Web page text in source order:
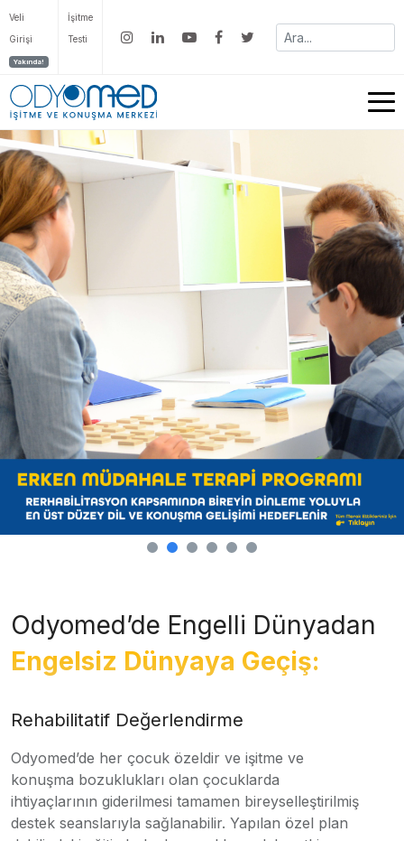
Veli
Girişi
Yakında!
İşitme
Testi
Odyomed’de Engelli Dünyadan
Engelsiz Dünyaya Geçiş:
Rehabilitatif Değerlendirme
Odyomed’de her çocuk özeldir ve işitme ve
konuşma bozuklukları olan çocuklarda
ihtiyaçlarının giderilmesi tamamen bireyselleştirilmiş
destek seanslarıyla sağlanabilir. Yapılan özel plan